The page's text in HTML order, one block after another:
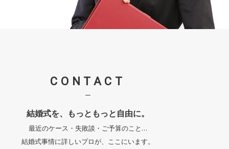
CONTACT
結婚式を、もっともっと自由に。
最近のケース・失敗談・ご予算のこと…
結婚式事情に詳しいプロが、 ここにいます。